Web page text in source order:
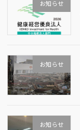
お知らせ
お知らせ
お知らせ